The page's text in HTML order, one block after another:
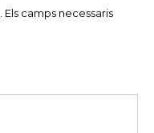
Els camps necessaris